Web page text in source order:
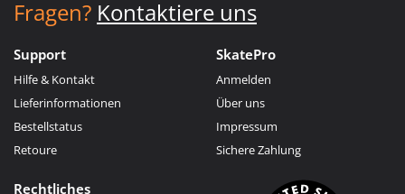
Fragen? Kontaktiere uns
Support
Hilfe & Kontakt
Lieferinformationen
Bestellstatus
Retoure
SkatePro
Anmelden
Über uns
Impressum
Sichere Zahlung
Rechtliches